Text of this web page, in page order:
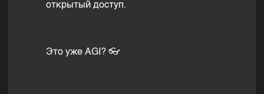
открытый доступ.
Это уже AGI? 👓